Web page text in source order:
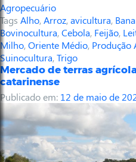
Agropecuário
Tags Alho,Arroz,avicultura,
Bovinocultura,Cebola, Feijão,
Milho,Oriente Médio, Produção
Suinocultura,Trigo
Mercado de terras
catarinense
Publicado em: 12 de maio de